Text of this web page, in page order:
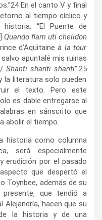
24En el canto V y final
al tiempo cíclico y
“El Puente de
Quando fiam uti chelidon
d’Aquitaineà la tour
apuntalé mis ruinas
/ Shanti shanti shanti”.25
la literatura solo pueden
el texto. Pero este
es dable entregarse al
en sánscrito que
abolir el tiempo.
historia como columna
será especialmente
erudición por el pasado
que despertó el
Toynbee, además de su
que tendió a
hacen que su
la historia y de una